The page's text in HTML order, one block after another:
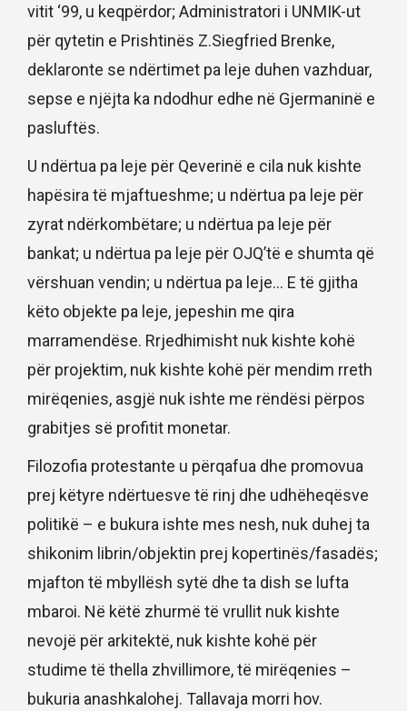
vitit ‘99, u keqpërdor; Administratori i UNMIK-ut
për qytetin e Prishtinës Z.Siegfried Brenke,
deklaronte se ndërtimet pa leje duhen vazhduar,
sepse e njëjta ka ndodhur edhe në Gjermaninë e
pasluftës.
U ndërtua pa leje për Qeverinë e cila nuk kishte
hapësira të mjaftueshme; u ndërtua pa leje për
zyrat ndërkombëtare; u ndërtua pa leje për
bankat; u ndërtua pa leje për OJQ’të e shumta që
vërshuan vendin; u ndërtua pa leje… E të gjitha
këto objekte pa leje, jepeshin me qira
marramendëse. Rrjedhimisht nuk kishte kohë
për projektim, nuk kishte kohë për mendim rreth
mirëqenies, asgjë nuk ishte me rëndësi përpos
grabitjes së profitit monetar.
Filozofia protestante u përqafua dhe promovua
prej këtyre ndërtuesve të rinj dhe udhëheqësve
politikë – e bukura ishte mes nesh, nuk duhej ta
shikonim librin/objektin prej kopertinës/fasadës;
mjafton të mbyllësh sytë dhe ta dish se lufta
mbaroi. Në këtë zhurmë të vrullit nuk kishte
nevojë për arkitektë, nuk kishte kohë për
studime të thella zhvillimore, të mirëqenies –
bukuria anashkalohej. Tallavaja morri hov.